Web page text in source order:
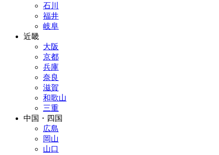
石川
福井
岐阜
近畿
大阪
京都
兵庫
奈良
滋賀
和歌山
三重
中国・四国
広島
岡山
山口